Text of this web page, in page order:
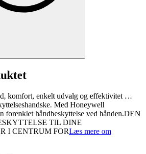
komfort, enkelt udvalg og effektivitet …
Med Honeywell
forenklet håndbeskyttelse ved hånden.DEN
TIL DINE
I CENTRUM FORLæs mere om